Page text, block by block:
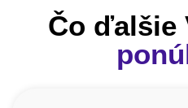
Čo ďalšie